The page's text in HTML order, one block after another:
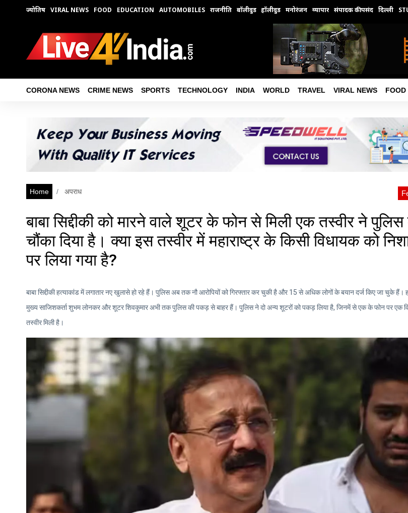
ज्योतिष VIRAL NEWS FOOD EDUCATION AUTOMOBILES राजनीति बॉलीवुड हॉलीवुड मनोरंजन व्यापार संपादक की पसंद दिल्ली
CORONA NEWS CRIME NEWS SPORTS TECHNOLOGY INDIA WORLD TRAVEL VIRAL NEWS FOOD
Home अपराध
बाबा सिद्दीकी को मारने वाले शूटर के फोन से मिली एक तस्वीर ने
चौंका दिया है। क्या इस तस्वीर में महाराष्ट्र के किसी विधायक को
पर लिया गया है?
बाबा सिद्दीकी हत्याकांड में लगातार नए खुलासे हो रहे हैं। पुलिस अब तक नौ आरोपियों को गिरफ्तार कर चुकी है और 15 से अधिक लोगों के बयान दर्ज किए जा चुके हैं।
मुख्य साजिशकर्ता शुभम लोनकर और शूटर शिवकुमार अभी तक पुलिस की पकड़ से बाहर हैं। पुलिस ने दो अन्य शूटरों को पकड़ लिया है, जिनमें से एक के फोन पर एक
तस्वीर मिली है।